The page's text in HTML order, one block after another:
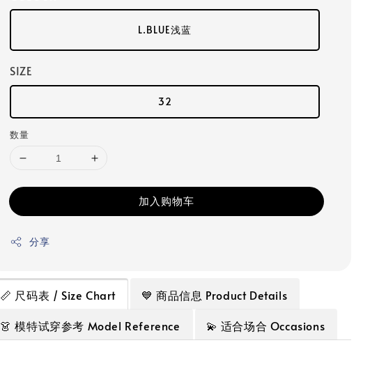
L.BLUE浅蓝
SIZE
32
数量
加入购物车
分享
📏 尺码表 / Size Chart
💙 商品信息 Product Details
👗 模特试穿参考 Model Reference
💫 适合场合 Occasions